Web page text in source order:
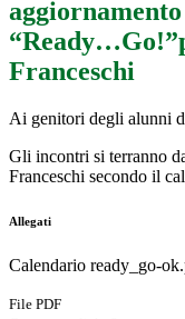
Franceschi
Ai genitori degli alunni
Gli incontri si terranno
Franceschi secondo il
Allegati
Calendario ready_go-
File PDF